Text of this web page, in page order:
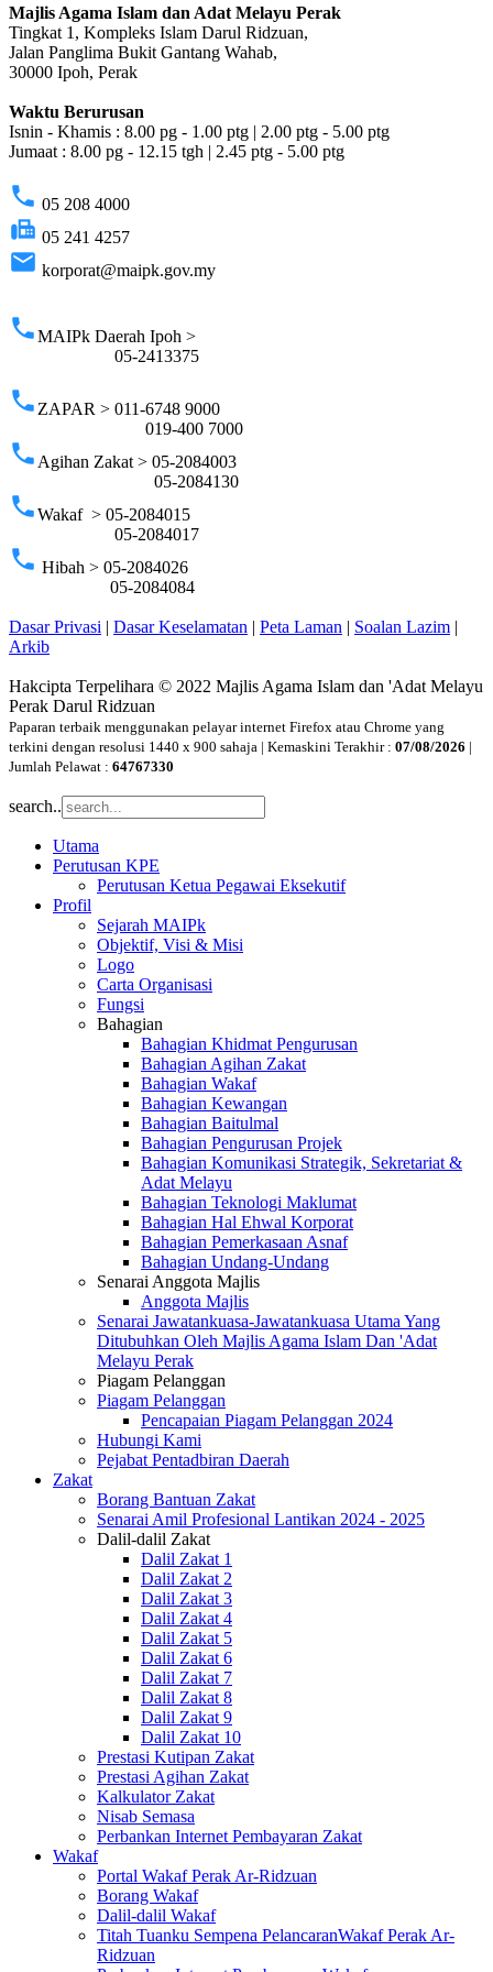
Majlis Agama Islam dan Adat Melayu Perak
Tingkat 1, Kompleks Islam Darul Ridzuan,
Jalan Panglima Bukit Gantang Wahab,
30000 Ipoh, Perak
Waktu Berurusan
Isnin - Khamis : 8.00 pg - 1.00 ptg | 2.00 ptg - 5.00 ptg
Jumaat : 8.00 pg - 12.15 tgh | 2.45 ptg - 5.00 ptg
phone 05 208 4000
fax 05 241 4257
email korporat@maipk.gov.my
phoneMAIPk Daerah Ipoh >
05-2413375
phone ZAPAR > 011-6748 9000
019-400 7000
phone Agihan Zakat > 05-2084003
05-2084130
phoneWakaf > 05-2084015
05-2084017
phone Hibah > 05-2084026
05-2084084
Dasar Privasi | Dasar Keselamatan | Peta Laman | Soalan Lazim |
Arkib
Hakcipta Terpelihara © 2022 Majlis Agama Islam dan 'Adat Melayu
Perak Darul Ridzuan
Paparan terbaik menggunakan pelayar internet Firefox atau Chrome yang
terkini dengan resolusi 1440 x 900 sahaja | Kemaskini Terakhir : 07/08/2026 |
Jumlah Pelawat : 64767330
search..
Utama
Perutusan KPE
Perutusan Ketua Pegawai Eksekutif
Profil
Sejarah MAIPk
Objektif, Visi & Misi
Logo
Carta Organisasi
Fungsi
Bahagian
Bahagian Khidmat Pengurusan
Bahagian Agihan Zakat
Bahagian Wakaf
Bahagian Kewangan
Bahagian Baitulmal
Bahagian Pengurusan Projek
Bahagian Komunikasi Strategik, Sekretariat &
Adat Melayu
Bahagian Teknologi Maklumat
Bahagian Hal Ehwal Korporat
Bahagian Pemerkasaan Asnaf
Bahagian Undang-Undang
Senarai Anggota Majlis
Anggota Majlis
Senarai Jawatankuasa-Jawatankuasa Utama Yang
Ditubuhkan Oleh Majlis Agama Islam Dan 'Adat
Melayu Perak
Piagam Pelanggan
Piagam Pelanggan
Pencapaian Piagam Pelanggan 2024
Hubungi Kami
Pejabat Pentadbiran Daerah
Zakat
Borang Bantuan Zakat
Senarai Amil Profesional Lantikan 2024 - 2025
Dalil-dalil Zakat
Dalil Zakat 1
Dalil Zakat 2
Dalil Zakat 3
Dalil Zakat 4
Dalil Zakat 5
Dalil Zakat 6
Dalil Zakat 7
Dalil Zakat 8
Dalil Zakat 9
Dalil Zakat 10
Prestasi Kutipan Zakat
Prestasi Agihan Zakat
Kalkulator Zakat
Nisab Semasa
Perbankan Internet Pembayaran Zakat
Wakaf
Portal Wakaf Perak Ar-Ridzuan
Borang Wakaf
Dalil-dalil Wakaf
Titah Tuanku Sempena PelancaranWakaf Perak Ar-
Ridzuan